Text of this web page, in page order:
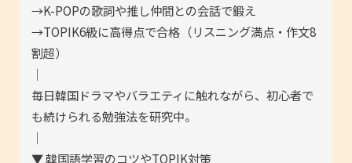
→K-POPの歌詞や推し仲間との会話で鍛え
→TOPIK6級に高得点で合格（リスニング満点・作文8
割超）
｜
毎日韓国ドラマやバラエティに触れながら、初心者で
も続けられる勉強法を研究中。
｜
▼ 韓国語学習のコツやTOPIK対策